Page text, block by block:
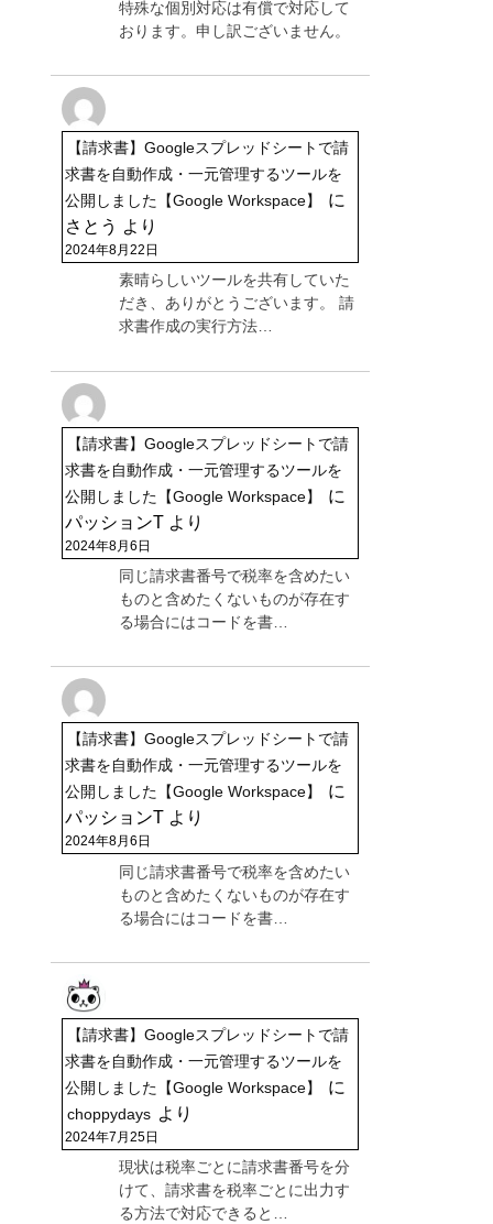
特殊な個別対応は有償で対応して
おります。申し訳ございません。
【請求書】Googleスプレッドシートで請
求書を自動作成・一元管理するツールを
公開しました【Google Workspace】
に
さとう より
2024年8月22日
素晴らしいツールを共有していた
だき、ありがとうございます。 請
求書作成の実行方法…
【請求書】Googleスプレッドシートで請
求書を自動作成・一元管理するツールを
公開しました【Google Workspace】
に
パッションT より
2024年8月6日
同じ請求書番号で税率を含めたい
ものと含めたくないものが存在す
る場合にはコードを書…
【請求書】Googleスプレッドシートで請
求書を自動作成・一元管理するツールを
公開しました【Google Workspace】
に
パッションT より
2024年8月6日
同じ請求書番号で税率を含めたい
ものと含めたくないものが存在す
る場合にはコードを書…
【請求書】Googleスプレッドシートで請
求書を自動作成・一元管理するツールを
公開しました【Google Workspace】
に
choppydays より
2024年7月25日
現状は税率ごとに請求書番号を分
けて、請求書を税率ごとに出力す
る方法で対応できると…